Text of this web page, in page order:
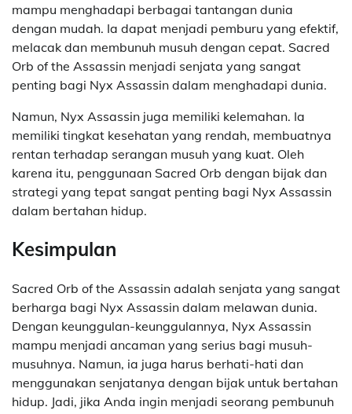
mampu menghadapi berbagai tantangan dunia
dengan mudah. Ia dapat menjadi pemburu yang efektif,
melacak dan membunuh musuh dengan cepat. Sacred
Orb of the Assassin menjadi senjata yang sangat
penting bagi Nyx Assassin dalam menghadapi dunia.
Namun, Nyx Assassin juga memiliki kelemahan. Ia
memiliki tingkat kesehatan yang rendah, membuatnya
rentan terhadap serangan musuh yang kuat. Oleh
karena itu, penggunaan Sacred Orb dengan bijak dan
strategi yang tepat sangat penting bagi Nyx Assassin
dalam bertahan hidup.
Kesimpulan
Sacred Orb of the Assassin adalah senjata yang sangat
berharga bagi Nyx Assassin dalam melawan dunia.
Dengan keunggulan-keunggulannya, Nyx Assassin
mampu menjadi ancaman yang serius bagi musuh-
musuhnya. Namun, ia juga harus berhati-hati dan
menggunakan senjatanya dengan bijak untuk bertahan
hidup. Jadi, jika Anda ingin menjadi seorang pembunuh